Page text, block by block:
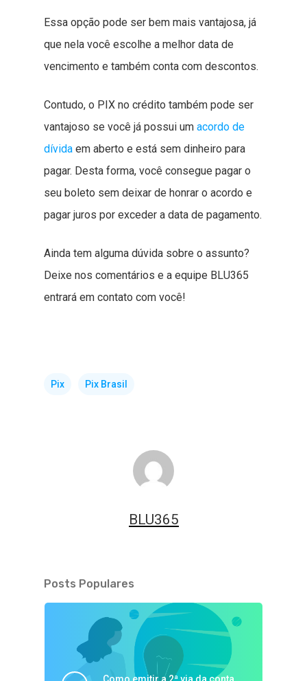
Essa opção pode ser bem mais vantajosa, já
que nela você escolhe a melhor data de
vencimento e também conta com descontos.
Contudo, o PIX no crédito também pode ser
vantajoso se você já possui um acordo de
dívida em aberto e está sem dinheiro para
pagar. Desta forma, você consegue pagar o
seu boleto sem deixar de honrar o acordo e
pagar juros por exceder a data de pagamento.
Ainda tem alguma dúvida sobre o assunto?
Deixe nos comentários e a equipe BLU365
entrará em contato com você!
Pix Pix Brasil
BLU365
Posts Populares